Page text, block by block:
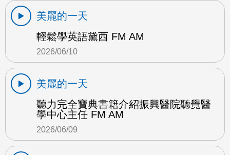
美麗的一天
輕鬆學英語黛西 FM AM
2026/06/10
美麗的一天
聽力完全寶典書籍介紹振興醫院聽覺醫
學中心主任 FM AM
2026/06/09